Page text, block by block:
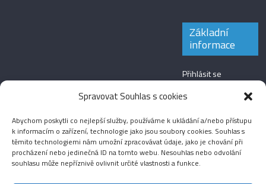
Spravovat Souhlas s cookies
Abychom poskytli co nejlepší služby, používáme k ukládání a/nebo přístupu
k informacím o zařízení, technologie jako jsou soubory cookies. Souhlas s
těmito technologiemi nám umožní zpracovávat údaje, jako je chování při
procházení nebo jedinečná ID na tomto webu. Nesouhlas nebo odvolání
souhlasu může nepříznivě ovlivnit určité vlastnosti a funkce.
Základní
informace
Přihlásit se
Zdroj kanálů
Kanál komentářů
Česká lokalizace